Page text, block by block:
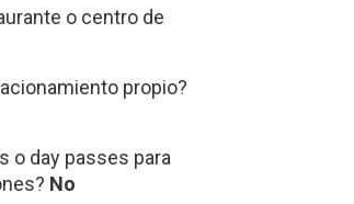
o centro de
propio?
o day passes para
No